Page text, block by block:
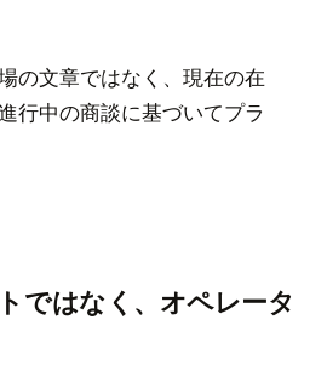
の文章ではなく、現在の在
行中の商談に基づいてプラ
ではなく、オペレータ